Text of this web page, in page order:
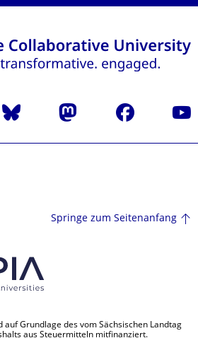
Bluesky Mastodon Facebook
Springe zum Seitenanfang
auf Grundlage des vom Sächsischen Landtag
aus Steuermitteln mitfinanziert.